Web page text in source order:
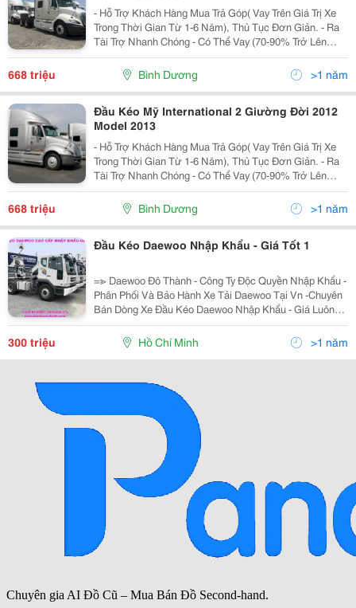
- Hỗ Trợ Khách Hàng Mua Trả Góp( Vay Trên Giá Trị Xe
Trong Thời Gian Từ 1-6 Năm), Thủ Tục Đơn Giản. - Ra
Tài Trợ Nhanh Chóng - Có Thể Vay (70-90% Trở Lên
Giúp Khách Hàng, Lãi Suất Thấp) - Giao Xe Tận Nơi -
668 triệu Bình Dương >1 năm
Đầu Kéo Mỹ International 2 Giường Đời 2012
Model 2013
- Hỗ Trợ Khách Hàng Mua Trả Góp( Vay Trên Giá Trị Xe
Trong Thời Gian Từ 1-6 Năm), Thủ Tục Đơn Giản. - Ra
Tài Trợ Nhanh Chóng - Có Thể Vay (70-90% Trở Lên
Giúp Khách Hàng, Lãi Suất Thấp) - Giao Xe Tận Nơi -
668 triệu Bình Dương >1 năm
Đầu Kéo Daewoo Nhập Khẩu - Giá Tốt 1
=≫ Daewoo Đô Thành - Công Ty Độc Quyền Nhập Khẩu -
Phân Phối Và Bảo Hành Xe Tải Daewoo Tại Vn -Chuyên
Bán Dòng Xe Đầu Kéo Daewoo Nhập Khẩu - Giá Luôn
Tốt Nhất -Bảo Hành Và Cung Cấp Phụ Tùng Chính Hãng
-Hỗ Trợ Vay Ngân Hàng Đến 85% Giá
300 triệu Hồ Chí Minh >1 năm